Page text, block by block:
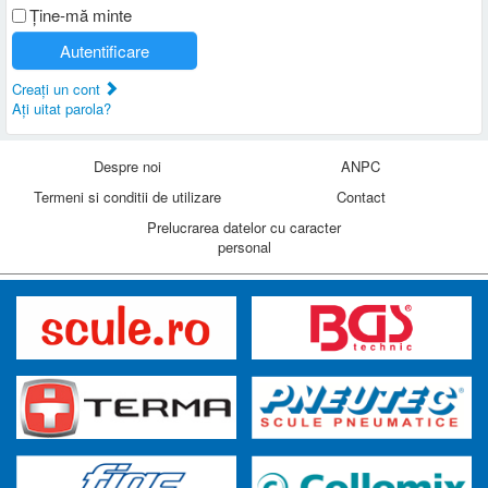
Ţine-mă minte
Autentificare
Creaţi un cont
Aţi uitat parola?
Despre noi
ANPC
Termeni si conditii de utilizare
Contact
Prelucrarea datelor cu caracter
personal